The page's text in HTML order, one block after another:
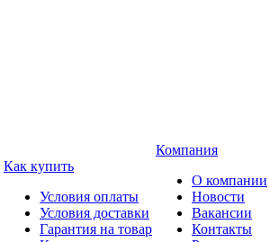
Как купить
Условия оплаты
Условия доставки
Гарантия на товар
Компания
О компании
Новости
Вакансии
Контакты